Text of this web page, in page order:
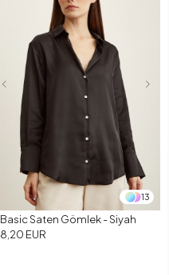
13
Basic Saten Gömlek - Siyah
8,20 EUR